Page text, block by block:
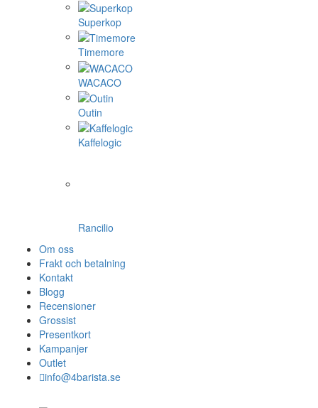
Superkop
Timemore
WACACO
Outin
Kaffelogic
Rancilio
Om oss
Frakt och betalning
Kontakt
Blogg
Recensioner
Grossist
Presentkort
Kampanjer
Outlet
info@4barista.se